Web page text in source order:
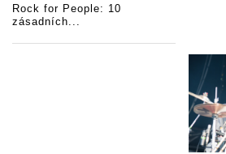
Rock for People: 10
zásadních...